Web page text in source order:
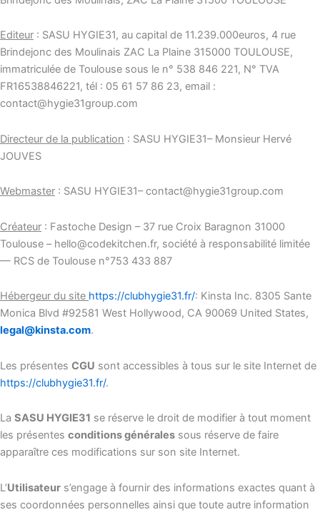
Editeur : SASU HYGIE31, au capital de 11.239.000euros, 4 rue
Brindejonc des Moulinais ZAC La Plaine 315000 TOULOUSE,
immatriculée de Toulouse sous le n° 538 846 221, N° TVA
FR16538846221, tél : 05 61 57 86 23, email :
contact@hygie31group.com
Directeur de la publication : SASU HYGIE31– Monsieur Hervé
JOUVES
Webmaster : SASU HYGIE31– contact@hygie31group.com
Créateur : Fastoche Design – 37 rue Croix Baragnon 31000
Toulouse – hello@codekitchen.fr, société à responsabilité limitée
— RCS de Toulouse n°753 433 887
Hébergeur du site https://clubhygie31.fr/: Kinsta Inc. 8305 Sante
Monica Blvd #92581 West Hollywood, CA 90069 United States,
legal@kinsta.com.
Les présentes CGU sont accessibles à tous sur le site Internet de
https://clubhygie31.fr/.
La SASU HYGIE31 se réserve le droit de modifier à tout moment
les présentes conditions générales sous réserve de faire
apparaître ces modifications sur son site Internet.
L’Utilisateur s’engage à fournir des informations exactes quant à
ses coordonnées personnelles ainsi que toute autre information